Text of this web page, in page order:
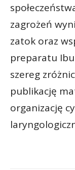
zagrożeń
zatok oraz
preparatu
szereg
publikację
organizację